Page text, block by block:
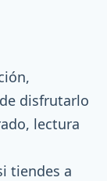
disfrutarlo
lectura
tiendes a